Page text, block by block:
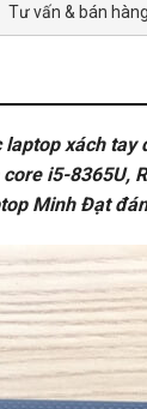
Tư vấn & bán
xách tay
i5-8365U,
Minh Đạt